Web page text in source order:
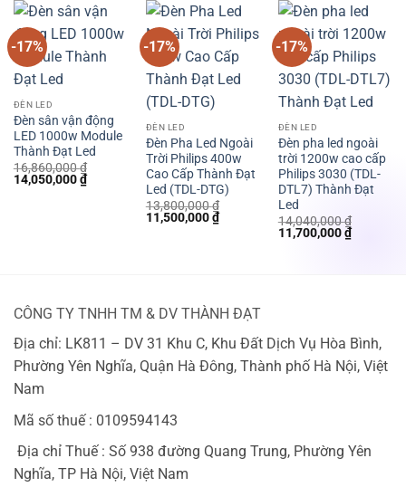
-17%
ĐÈN LED
Đèn sân vận động
LED 1000w Module
Thành Đạt Led
16,860,000₫
Giá
gốc
14,050,000₫Giá
hiện
14,050,000 ₫.
-17%
ĐÈN LED
Đèn Pha Led Ngoài
Trời Philips 400w
Cao Cấp Thành Đạt
Led (TDL-DTG)
13,800,000₫
Giá
gốc
11,500,000₫Giá
hiện
-17%
ĐÈN LED
Đèn pha led ngoài
trời 1200w cao cấp
Philips 3030 (TDL-
DTL7) Thành Đạt
Led
14,040,000₫
Giá
gốc
11,700,000₫Giá
hiện
CÔNG TY TNHH TM & DV THÀNH ĐẠT
Địa chỉ: LK811 – DV 31 Khu C, Khu Đất Dịch Vụ Hòa Bình,
Phường Yên Nghĩa, Quận Hà Đông, Thành phố Hà Nội, Việt
Nam
Mã số thuế : 0109594143
Địa chỉ Thuế : Số 938 đường Quang Trung, Phường Yên
Nghĩa, TP Hà Nội, Việt Nam